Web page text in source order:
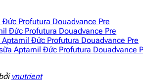
Profutura Douadvance Pre
Đức Profutura Douadvance Pre
Đức Profutura Douadvance Pre
Aptamil Đức Profutura Douadvance
vnutrient